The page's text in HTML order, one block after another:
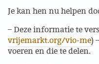
SOLIDARITY FUND
HISTORY OF THE
FREE ASSOCIATION
Je kan hen nu helpen
– Deze informatie te
vrijemarkt.org/vio-me)
voeren en die te delen.